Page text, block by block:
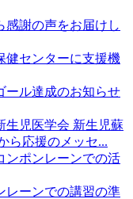
感謝の声をお届けし
健センターに支援機
ール達成のお知らせ
生児医学会 新生児蘇
ら応援のメッセ...
ンポンレーンでの活
レーンでの講習の準